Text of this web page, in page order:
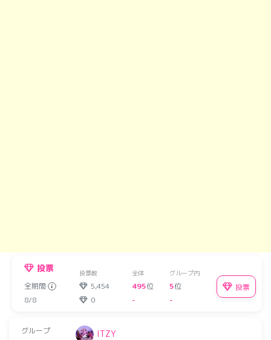
投票 投票数 全体 グループ内
全期間 5,454 495位 5位
8/8
0 - -
投票
グループ ITZY